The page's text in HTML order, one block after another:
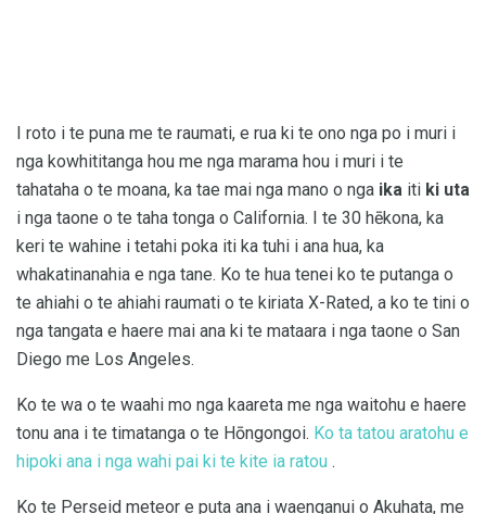
I roto i te puna me te raumati, e rua ki te ono nga po i muri i
nga kowhititanga hou me nga marama hou i muri i te
tahataha o te moana, ka tae mai nga mano o nga ika iti ki uta
i nga taone o te taha tonga o California. I te 30 hēkona, ka
keri te wahine i tetahi poka iti ka tuhi i ana hua, ka
whakatinanahia e nga tane. Ko te hua tenei ko te putanga o
te ahiahi o te ahiahi raumati o te kiriata X-Rated, a ko te tini o
nga tangata e haere mai ana ki te mataara i nga taone o San
Diego me Los Angeles.
Ko te wa o te waahi mo nga kaareta me nga waitohu e haere
tonu ana i te timatanga o te Hōngongoi. Ko ta tatou aratohu e
hipoki ana i nga wahi pai ki te kite ia ratou .
Ko te Perseid meteor e puta ana i waenganui o Akuhata, me